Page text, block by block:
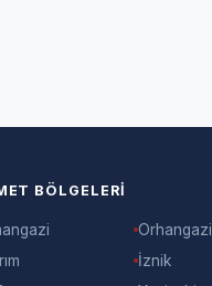
BÖLGELERI
Orhangazi
İznik